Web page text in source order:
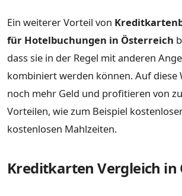
Ein weiterer Vorteil von
für Hotelbuchungen in Österreich
dass sie in der Regel mit anderen
kombiniert werden können. Auf diese
noch mehr Geld und profitieren von
Vorteilen, wie zum Beispiel
kostenlosen Mahlzeiten.
Kreditkarten Vergleich in